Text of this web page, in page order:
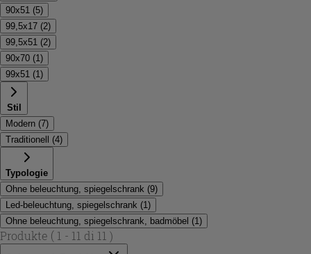
90x51 (5)
99,5x17 (2)
99,5x51 (2)
90x70 (1 )
99x51 (1 )
Stil
Modern (7)
Traditionell
(4)
Typologie
Ohne beleuchtung, spiegelschrank (9)
Led-beleuchtung, spiegelschrank (1 )
Ohne beleuchtung, spiegelschrank, badmöbel (1 )
Produkte ( 1 - 11 di 11 )